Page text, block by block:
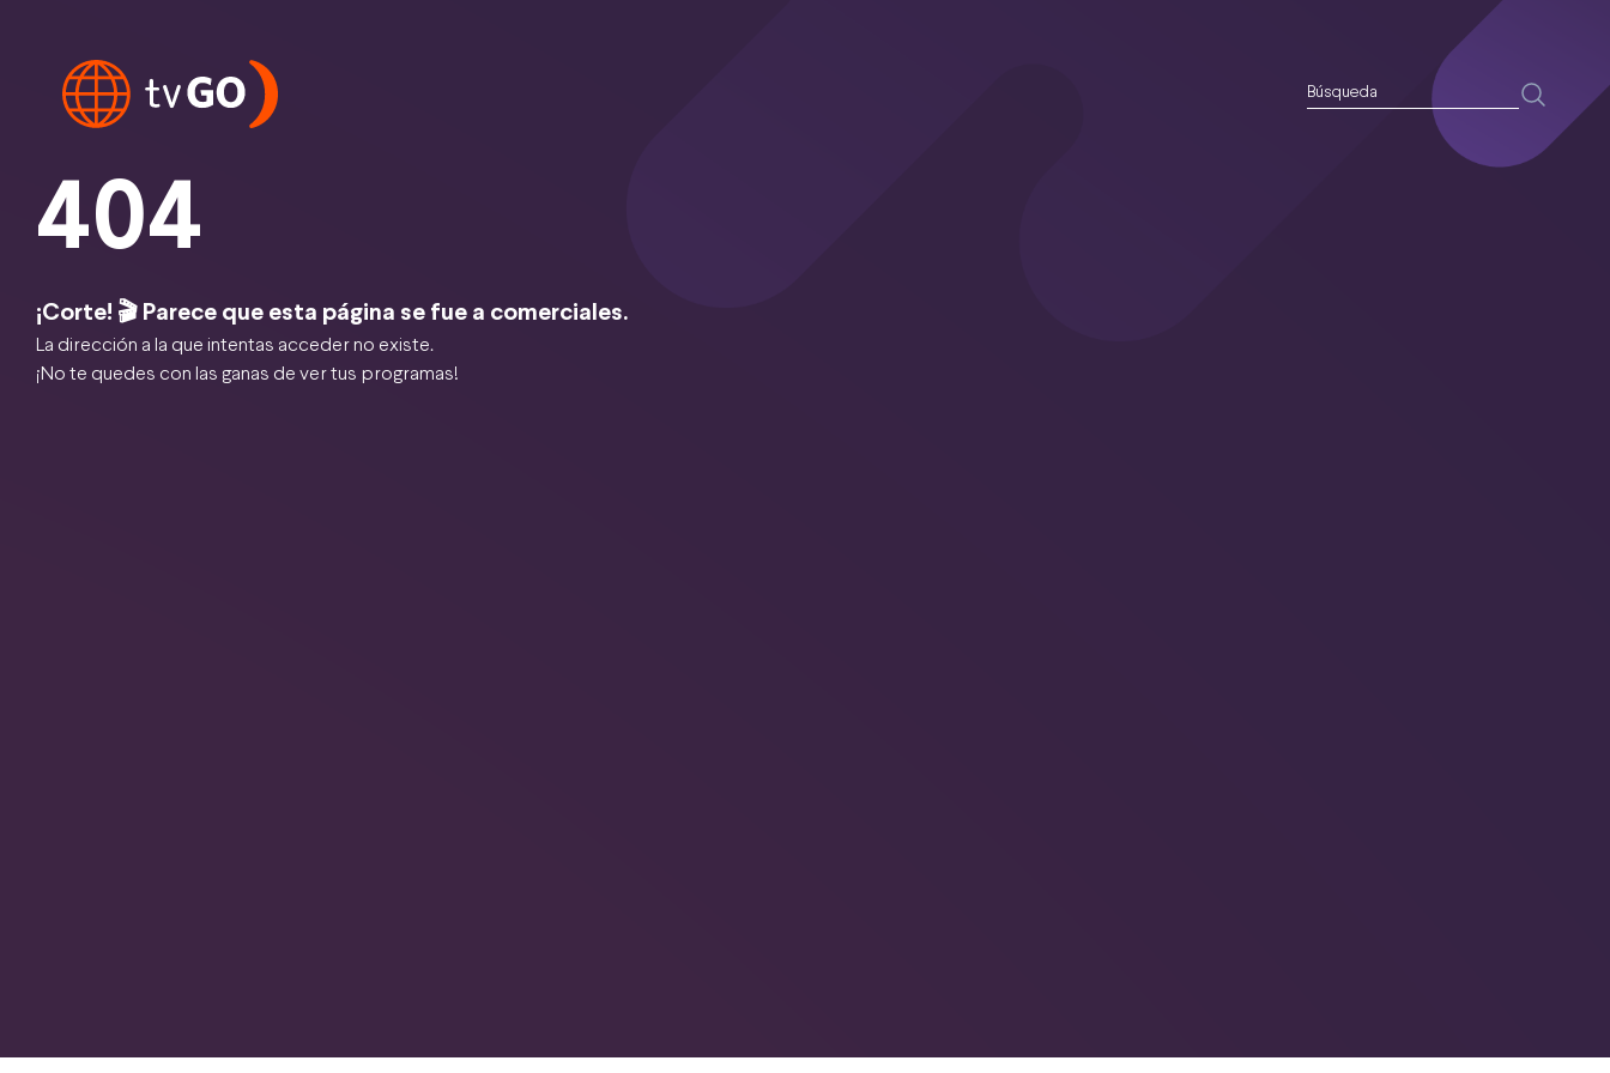
404
¡Corte! 🎬 Parece que esta página se fue a comerciales.
La dirección a la que intentas acceder no existe.
¡No te quedes con las ganas de ver tus programas!